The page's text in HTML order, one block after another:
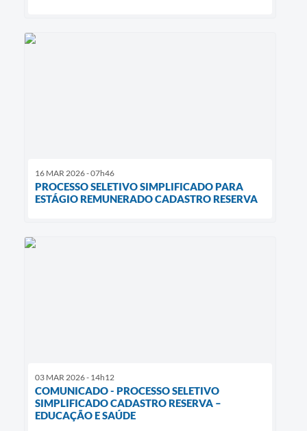
16 MAR 2026 - 07h46
PROCESSO SELETIVO SIMPLIFICADO PARA
ESTÁGIO REMUNERADO CADASTRO RESERVA
03 MAR 2026 - 14h12
COMUNICADO - PROCESSO SELETIVO
SIMPLIFICADO CADASTRO RESERVA –
EDUCAÇÃO E SAÚDE